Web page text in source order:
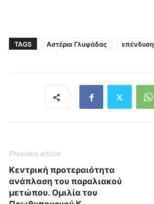
TAGS Αστέρια Γλυφάδας επένδυση
Previous article
Κεντρική προτεραιότητα
ανάπλαση του παραλιακού
μετώπου. Ομιλία του